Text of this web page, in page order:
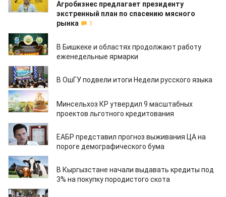
Агробизнес предлагает президенту
экстренный план по спасению мясного
рынка
1
27.02.2026
В Бишкеке и областях продолжают работу
еженедельные ярмарки
27.02.2026
В ОшГУ подвели итоги Недели русского языка
26.02.2026
Минсельхоз КР утвердил 9 масштабных
проектов льготного кредитования
26.02.2026
ЕАБР представил прогноз выживания ЦА на
пороге демографического бума
26.02.2026
В Кыргызстане начали выдавать кредиты под
3% на покупку породистого скота
26.02.2026